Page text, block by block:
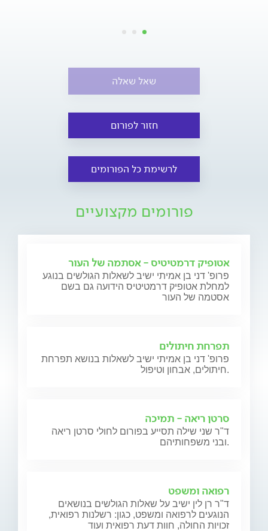
שאל שאלה
חזור לפורום
לרשימת כל הפורומים
פורומים מקצועיים
אטופיק דרמטיטיס - אסתמה של העור
פרופ' דני בן אמיתי ישיב לשאלות הגולשים בנוגע
למחלת אטופיק דרמטיטיס הידועה גם בשם
אסטמה של העור
תפרחת חיתולים
פרופ' דני בן אמיתי ישיב לשאלות בנושא תפרחת
חיתולים, אבחון וטיפול.
סרטן ריאה - תמיכה
ד"ר שני שילה תסייע בפורום לחולי סרטן ריאה
ובני משפחותיהם.
רפואה ומשפט
ד"ר רן לין ישיב על שאלות הגולשים בנושאים
הנוגעים לרפואה ומשפט, כגון: רשלנות רפואית,
זכויות החולה, חוות דעת רפואית ועוד